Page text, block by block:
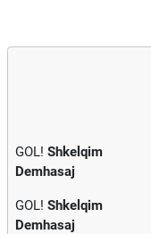
GOL! Shkelqim
Demhasaj
GOL! Shkelqim
Demhasaj